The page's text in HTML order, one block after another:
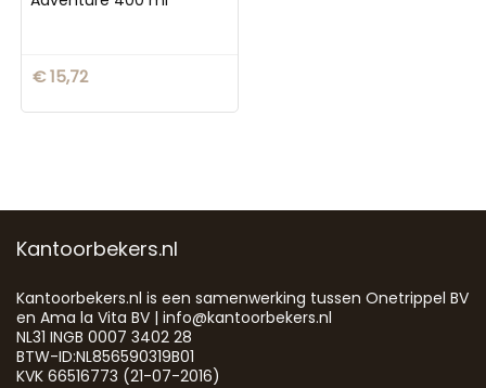
€15,72
Kantoorbekers.nl
Kantoorbekers.nl is een samenwerking tussen Onetrippel BV
en Ama la Vita BV | info@kantoorbekers.nl
NL31 INGB 0007 3402 28
BTW-ID:NL856590319B01
KVK 66516773 (21-07-2016)